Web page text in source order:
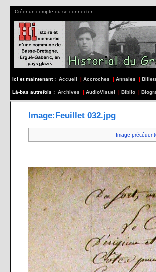
Créer un compte ou se connecter
Ici et maintenant : Accueil | Accroches | Annales |
Là-bas autrefois : Archives | AudioVisuel | Biblio |
Image:Feuillet 032.jpg
Image